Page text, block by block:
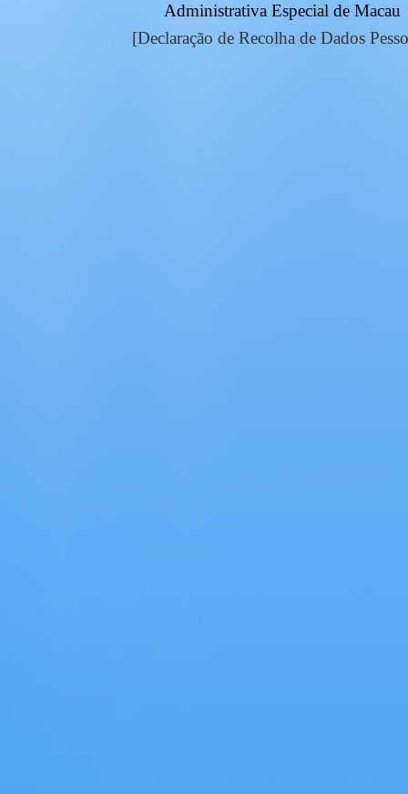
Administrativa Especial de Macau
[Declaração de Recolha de Dados